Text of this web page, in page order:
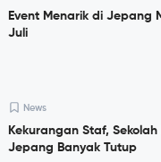
Event Menarik di Jepang
Juli
News
Kekurangan Staf,
Jepang Banyak Tutup